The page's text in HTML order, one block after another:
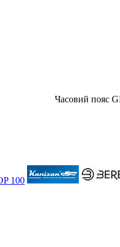
Часовий пояс